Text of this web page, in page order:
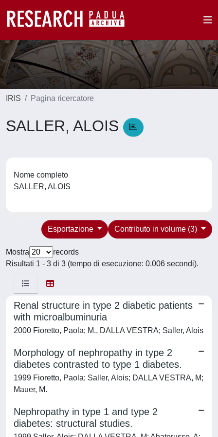
IRIS Pagina ricercatore
SALLER, ALOIS
Nome completo
SALLER, ALOIS
Contributo in volume (3)
Esportazione
Mostra
records
Risultati 1 - 3 di 3 (tempo di esecuzione: 0.006 secondi).
Renal structure in type 2 diabetic patients
with microalbuminuria
2000 Fioretto, Paola; M., DALLA VESTRA; Saller, Alois
Morphology of nephropathy in type 2
diabetes contrasted to type 1 diabetes.
1999 Fioretto, Paola; Saller, Alois; DALLA VESTRA, M;
Mauer, M.
Nephropathy in type 1 and type 2
diabetes: structural studies.